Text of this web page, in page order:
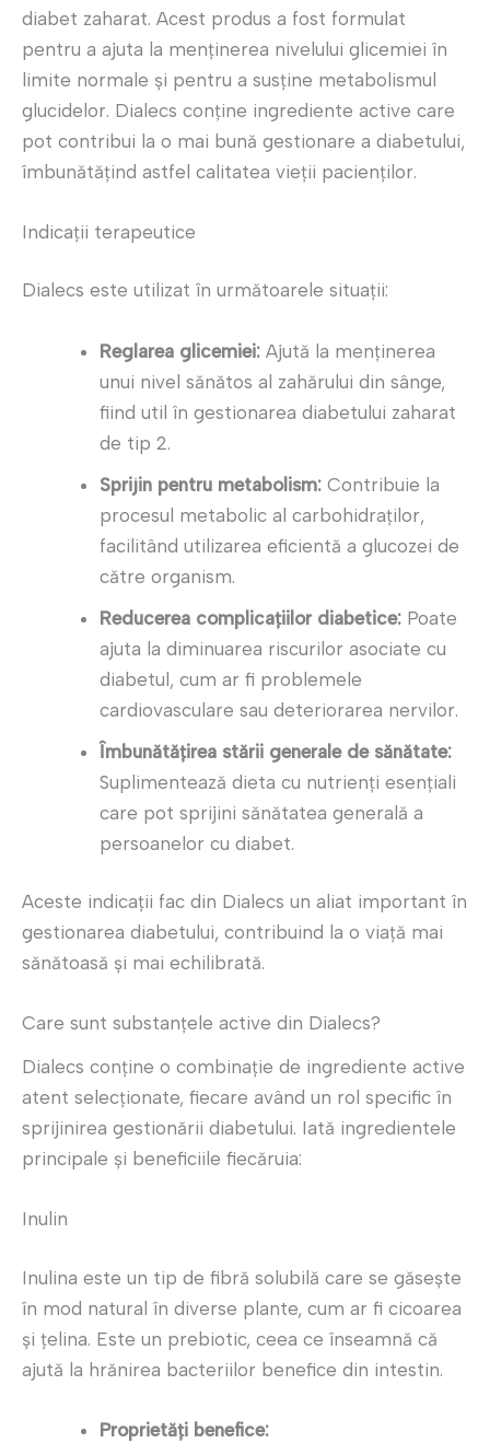
diabet zaharat. Acest produs a fost formulat
pentru a ajuta la menținerea nivelului glicemiei în
limite normale și pentru a susține metabolismul
glucidelor. Dialecs conține ingrediente active care
pot contribui la o mai bună gestionare a diabetului,
îmbunătățind astfel calitatea vieții pacienților.
Indicații terapeutice
Dialecs este utilizat în următoarele situații:
Reglarea glicemiei: Ajută la menținerea
unui nivel sănătos al zahărului din sânge,
fiind util în gestionarea diabetului zaharat
de tip 2.
Sprijin pentru metabolism: Contribuie la
procesul metabolic al carbohidraților,
facilitând utilizarea eficientă a glucozei de
către organism.
Reducerea complicațiilor diabetice: Poate
ajuta la diminuarea riscurilor asociate cu
diabetul, cum ar fi problemele
cardiovasculare sau deteriorarea nervilor.
Îmbunătățirea stării generale de sănătate:
Suplimentează dieta cu nutrienți esențiali
care pot sprijini sănătatea generală a
persoanelor cu diabet.
Aceste indicații fac din Dialecs un aliat important în
gestionarea diabetului, contribuind la o viață mai
sănătoasă și mai echilibrată.
Care sunt substanțele active din Dialecs?
Dialecs conține o combinație de ingrediente active
atent selecționate, fiecare având un rol specific în
sprijinirea gestionării diabetului. Iată ingredientele
principale și beneficiile fiecăruia:
Inulin
Inulina este un tip de fibră solubilă care se găsește
în mod natural în diverse plante, cum ar fi cicoarea
și țelina. Este un prebiotic, ceea ce înseamnă că
ajută la hrănirea bacteriilor benefice din intestin.
Proprietăți benefice: